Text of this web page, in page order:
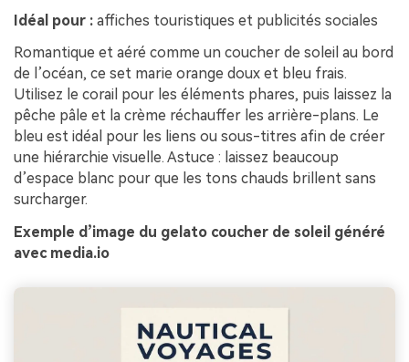
Idéal pour : affiches touristiques et publicités sociales
Romantique et aéré comme un coucher de soleil au bord
de l’océan, ce set marie orange doux et bleu frais.
Utilisez le corail pour les éléments phares, puis laissez la
pêche pâle et la crème réchauffer les arrière-plans. Le
bleu est idéal pour les liens ou sous-titres afin de créer
une hiérarchie visuelle. Astuce : laissez beaucoup
d’espace blanc pour que les tons chauds brillent sans
surcharger.
Exemple d’image du gelato coucher de soleil généré
avec media.io